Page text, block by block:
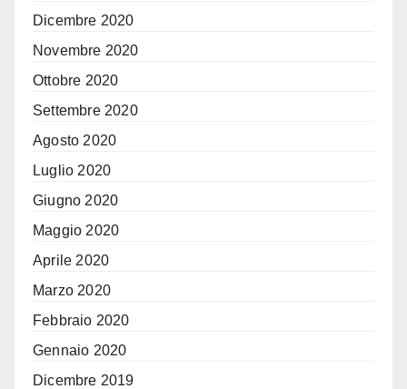
Dicembre 2020
Novembre 2020
Ottobre 2020
Settembre 2020
Agosto 2020
Luglio 2020
Giugno 2020
Maggio 2020
Aprile 2020
Marzo 2020
Febbraio 2020
Gennaio 2020
Dicembre 2019